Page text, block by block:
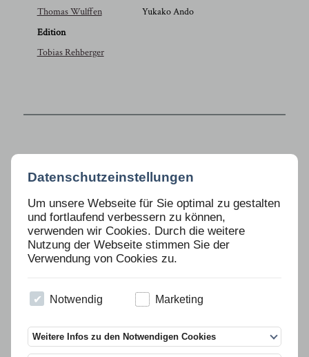
Datenschutzeinstellungen
Um unsere Webseite für Sie optimal zu gestalten
und fortlaufend verbessern zu können,
verwenden wir Cookies. Durch die weitere
Nutzung der Webseite stimmen Sie der
Verwendung von Cookies zu.
Notwendig Marketing
Weitere Infos zu den Notwendigen Cookies
Thomas Wulffen
Yukako Ando
Edition
Tobias Rehberger
Portrait
Ausstellungsansicht: »As it
stands«, Galerie Rolf
Hengesbach, Köln, Courtesy
Galerie Rolf Hengesbach, Köln
Nikola Ukic